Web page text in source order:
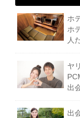
ホ
ホ
人
ヤ
出
出